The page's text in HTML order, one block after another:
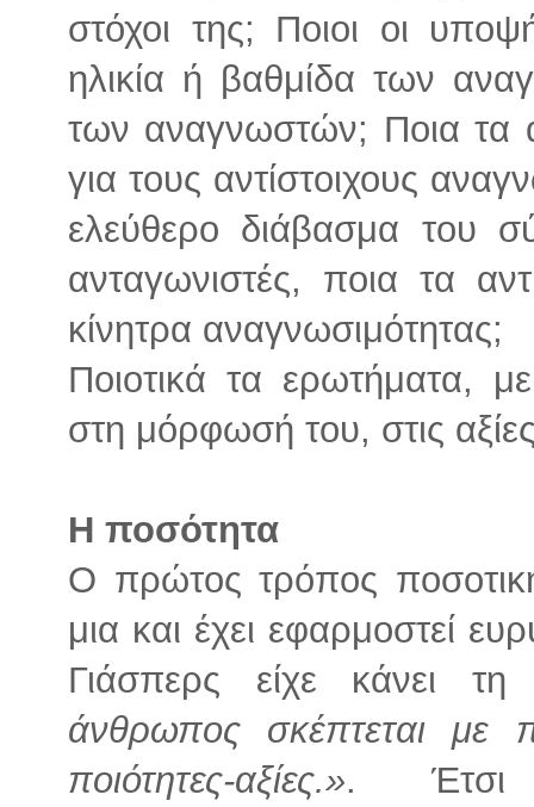
στόχοι της; Ποιοι οι
ηλικία ή βαθμίδα των
των αναγνωστών; Ποια τα
για τους αντίστοιχους
ελεύθερο διάβασμα του
ανταγωνιστές, ποια τα
κίνητρα αναγνωσιμότητας;
Ποιοτικά τα ερωτήματα,
στη μόρφωσή του, στις
Η ποσότητα
Ο πρώτος τρόπος
μια και έχει εφαρμοστεί
Γιάσπερς είχε κάνει
άνθρωπος σκέπτεται με
ποιότητες-αξίες.». Έτσι